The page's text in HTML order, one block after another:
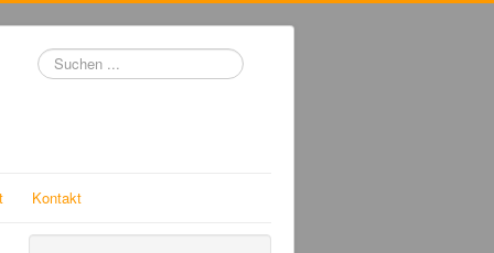
Suchen
...
Kontakt